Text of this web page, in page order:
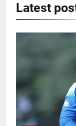
Latest